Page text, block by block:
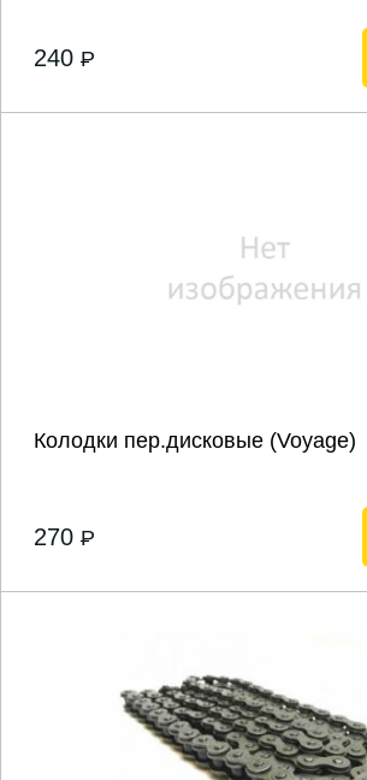
240 P
Колодки пер.дисковые (Voyage)
270 P